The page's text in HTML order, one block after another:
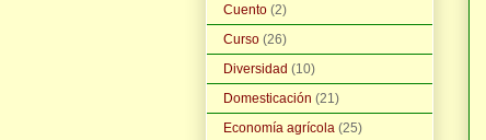
Cuento (2)
Curso (26)
Diversidad (10)
Domesticación (21)
Economía agrícola (25)